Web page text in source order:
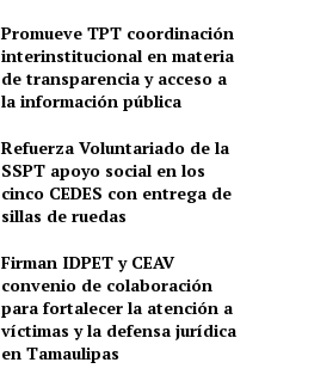
Promueve TPT coordinación
interinstitucional en materia
de transparencia y acceso a
la información pública
Refuerza Voluntariado de la
SSPT apoyo social en los
cinco CEDES con entrega de
sillas de ruedas
Firman IDPET y CEAV
convenio de colaboración
para fortalecer la atención a
víctimas y la defensa jurídica
en Tamaulipas